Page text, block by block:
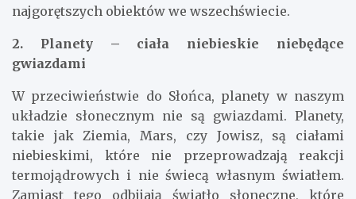
najgorętszych obiektów we wszechświecie.
2. Planety – ciała niebieskie niebędące
gwiazdami
W przeciwieństwie do Słońca, planety w naszym
układzie słonecznym nie są gwiazdami. Planety,
takie jak Ziemia, Mars, czy Jowisz, są ciałami
niebieskimi, które nie przeprowadzają reakcji
termojądrowych i nie świecą własnym światłem.
Zamiast tego odbijają światło słoneczne, które